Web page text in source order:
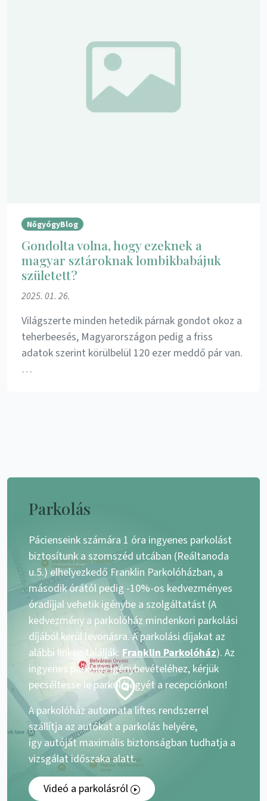
NőgyógyBlog
Gondolta volna, hogy ezeknek a
magyar sztároknak lombikbabájuk
született?
2025. 01. 26.
Világszerte minden hetedik párnak gondot okoz a
teherbeesés, Magyarországon pedig a friss
adatok szerint körülbelül 120 ezer meddő pár van.
…
Parkolás
Pácienseink számára 1 óra ingyenes parkolást
biztosítunk a szomszéd utcában (Reáltanoda
u.5.) elhelyezkedő Franklin Parkolóházban, a
második órától pedig -10%-os kedvezményes
óradíjjal vehetik igénybe a szolgáltatást (A
kedvezmény a parkolóház mindenkori parkolási
díjából kerül levonásra. A parkolási díjakat az
alábbi linken találják: Franklin Parkolóház). Az
ingyenes parkolás igénybevételéhez, kérjük
pecséltesse le parkolójegyét a recepciónkon!
A parkolóház automata liftes rendszerrel
szállítja az autókat a parkolás helyére,
így autóját maximális biztonságban tudhatja a
vizsgálat időszaka alatt.
Videó a parkolásról